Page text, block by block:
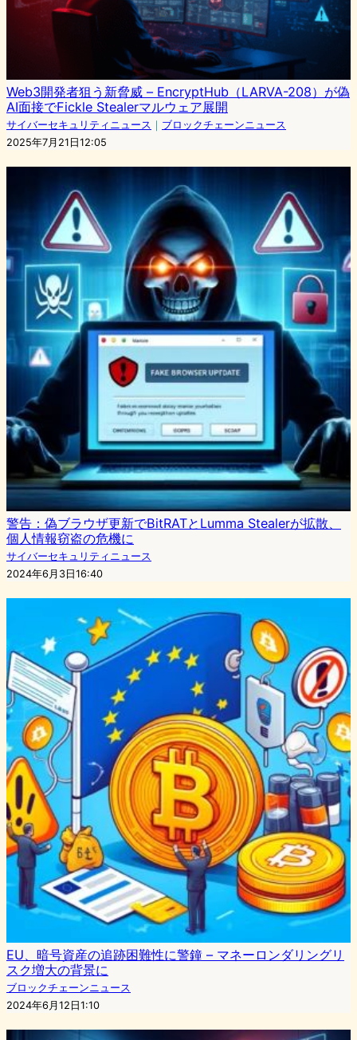
Web3開発者狙う新脅威 – EncryptHub（LARVA-208）が偽
AI面接でFickle Stealerマルウェア展開
サイバーセキュリティニュース ｜ ブロックチェーンニュース
2025年7月21日12:05
警告：偽ブラウザ更新でBitRATとLumma Stealerが拡散、
個人情報窃盗の危機に
サイバーセキュリティニュース
2024年6月3日16:40
EU、暗号資産の追跡困難性に警鐘 – マネーロンダリングリ
スク増大の背景に
ブロックチェーンニュース
2024年6月12日1:10